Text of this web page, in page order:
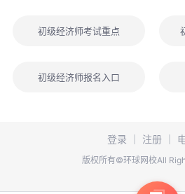
页面，一键查询是否符合报名要求
4、切勿轻信第三方代报、内部名
Q1：报名之后可以更换报考专业吗
A1：未缴费、报名截止前可撤回
初级经济师考试重点
初级经济师报名入口
登录 注册
版权所有©环球网校All